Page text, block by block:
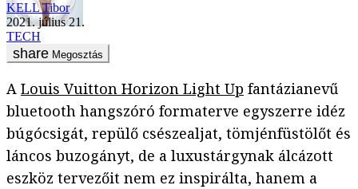
KELL Tibor
2021. július 21.
TECH
Megosztás
A Louis Vuitton Horizon Light Up fantázianevű
bluetooth hangszóró formaterve egyszerre idéz
búgócsigát, repülő csészealjat, tömjénfüstölőt és
láncos buzogányt, de a luxustárgynak álcázott
eszköz tervezőit nem ez inspirálta, hanem a